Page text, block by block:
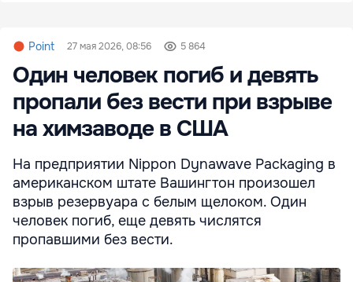
Point 27 мая 2026, 08:56 5 864
Один человек погиб и девять
пропали без вести при взрыве
на химзаводе в США
На предприятии Nippon Dynawave Packaging в
американском штате Вашингтон произошел
взрыв резервуара с белым щелоком. Один
человек погиб, еще девять числятся
пропавшими без вести.